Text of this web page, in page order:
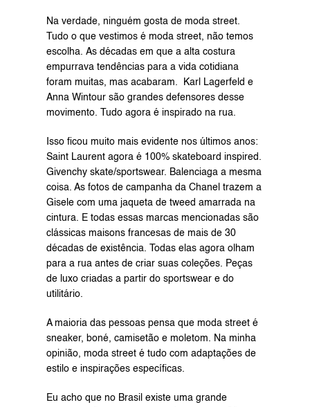
Na verdade, ninguém gosta de moda street.
Tudo o que vestimos é moda street, não temos
escolha. As décadas em que a alta costura
empurrava tendências para a vida cotidiana
foram muitas, mas acabaram.  Karl Lagerfeld e
Anna Wintour são grandes defensores desse
movimento. Tudo agora é inspirado na rua.
Isso ficou muito mais evidente nos últimos anos:
Saint Laurent agora é 100% skateboard inspired.
Givenchy skate/sportswear. Balenciaga a mesma
coisa. As fotos de campanha da Chanel trazem a
Gisele com uma jaqueta de tweed amarrada na
cintura. E todas essas marcas mencionadas são
clássicas maisons francesas de mais de 30
décadas de existência. Todas elas agora olham
para a rua antes de criar suas coleções. Peças
de luxo criadas a partir do sportswear e do
utilitário.
A maioria das pessoas pensa que moda street é
sneaker, boné, camisetão e moletom. Na minha
opinião, moda street é tudo com adaptações de
estilo e inspirações específicas.
Eu acho que no Brasil existe uma grande